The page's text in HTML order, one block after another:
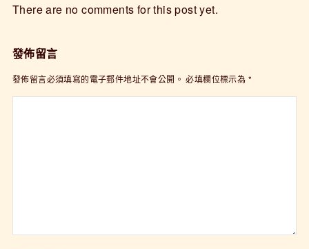
There are no comments for this post yet.
發佈留言
發佈留言必須填寫的電子郵件地址不會公開。 必填欄位標示為 *